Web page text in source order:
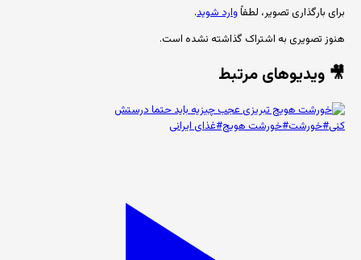
برای بارگذاری تصویر، لطفاًوارد شوید.
هنوز تصویری به اشتراک گذاشته نشده است.
🎥 ویدیوهای مرتبط